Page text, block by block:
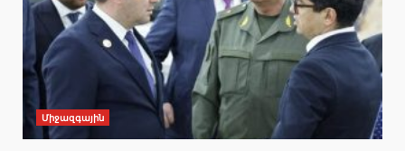
Միջազգային